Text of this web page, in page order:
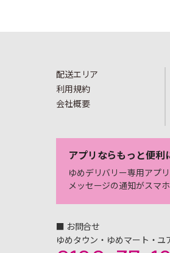
配送エリア
利用規約
会社概要
アプリならもっと便利
ゆめデリバリー専用アプリ
メッセージの通知がスマ
■ お問合せ
ゆめタウン・ゆめマート・ユ